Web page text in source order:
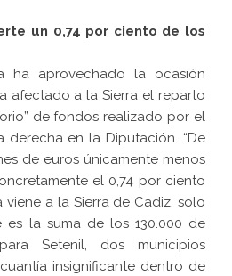
un 0,74 por ciento de los
ha aprovechado la ocasión
afectado a la Sierra el reparto
de fondos realizado por el
derecha en la Diputación. “De
de euros únicamente menos
el 0,74 por ciento
a la Sierra de Cadiz, solo
es la suma de los 130.000 de
Setenil, dos municipios
insignificante dentro de